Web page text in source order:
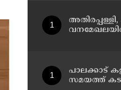
പാലക്കാട്
സമയത്ത്